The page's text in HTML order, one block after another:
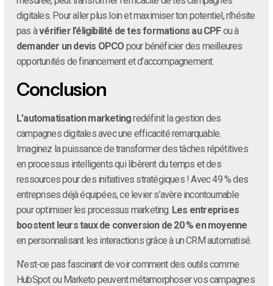
digitales. Pour aller plus loin et maximiser ton potentiel, n’hésite
pas àvérifier l’éligibilité de tes formations au CPFou à
demander un devis OPCO pour bénéficier des meilleures
opportunités de financement et d’accompagnement.
Conclusion
L’automatisation marketingredéfinit la gestion des
campagnes digitales avec une efficacité remarquable.
Imaginez la puissance de transformer des tâches répétitives
en processus intelligents qui libèrent du temps et des
ressources pour des initiatives stratégiques ! Avec 49 % des
entreprises déjà équipées, ce levier s’avère incontournable
pour optimiser les processus marketing. Les entreprises
boostent leurs taux de conversion de 20 % en moyenne
en personnalisant les interactions grâce à un CRM automatisé.
N’est-ce pas fascinant de voir comment des outils comme
HubSpot ou Marketo peuvent métamorphoser vos campagnes